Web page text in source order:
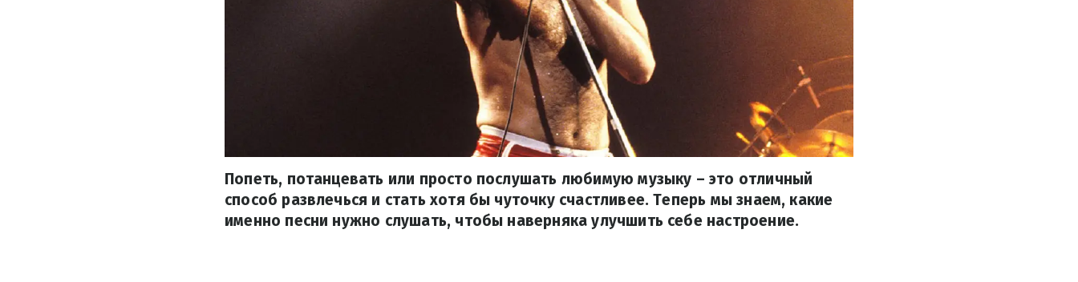
Попеть, потанцевать или просто послушать любимую музыку – это отличный
способ развлечься и стать хотя бы чуточку счастливее. Теперь мы знаем, какие
именно песни нужно слушать, чтобы наверняка улучшить себе настроение.